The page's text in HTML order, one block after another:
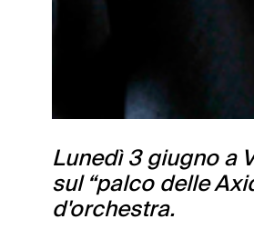
Lunedì 3 giugno a
sul “palco delle
d'orchestra.